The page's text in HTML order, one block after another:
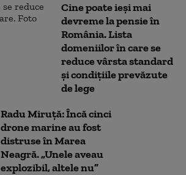
Cine poate ieși mai
devreme la pensie în
România. Lista
domeniilor în care se
reduce vârsta standard
și condițiile prevăzute
de lege
Radu Miruță: Încă cinci
drone marine au fost
distruse în Marea
Neagră. „Unele aveau
explozibil, altele nu”